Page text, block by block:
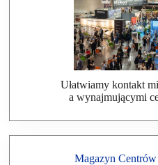
Ułatwiamy kontakt
a wynajmującymi
Magazyn